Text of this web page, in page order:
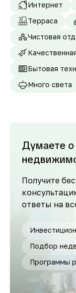
Интернет
Терраса
Чистовая
Бытовая
Много света
Думаете о
Получите
ответы на
Подбор
Программы